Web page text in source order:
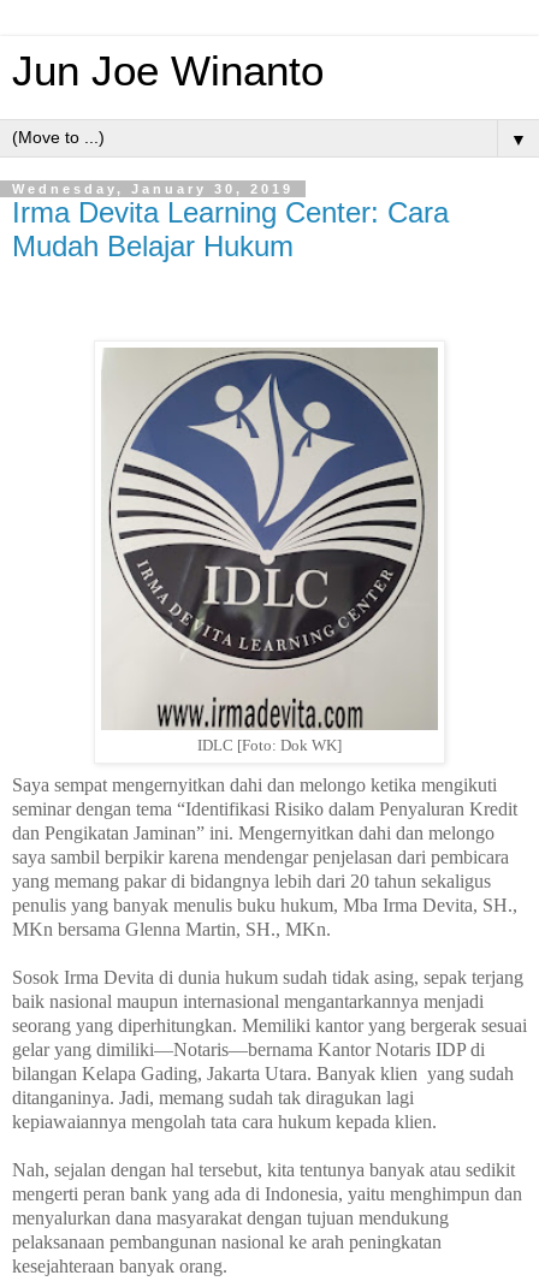
Jun Joe Winanto
▼
Wednesday, January 30, 2019
Irma Devita Learning Center: Cara
Mudah Belajar Hukum
IDLC [Foto: Dok WK]
Saya sempat mengernyitkan dahi dan melongo ketika mengikuti
seminar dengan tema “Identifikasi Risiko dalam Penyaluran Kredit
dan Pengikatan Jaminan” ini. Mengernyitkan dahi dan melongo
saya sambil berpikir karena mendengar penjelasan dari pembicara
yang memang pakar di bidangnya lebih dari 20 tahun sekaligus
penulis yang banyak menulis buku hukum, Mba Irma Devita, SH.,
MKn bersama Glenna Martin, SH., MKn.
Sosok Irma Devita di dunia hukum sudah tidak asing, sepak terjang
baik nasional maupun internasional mengantarkannya menjadi
seorang yang diperhitungkan. Memiliki kantor yang bergerak sesuai
gelar yang dimiliki—Notaris—bernama Kantor Notaris IDP di
bilangan Kelapa Gading, Jakarta Utara. Banyak klien yang sudah
ditanganinya. Jadi, memang sudah tak diragukan lagi
kepiawaiannya mengolah tata cara hukum kepada klien.
Nah, sejalan dengan hal tersebut, kita tentunya banyak atau sedikit
mengerti peran bank yang ada di Indonesia, yaitu menghimpun dan
menyalurkan dana masyarakat dengan tujuan mendukung
pelaksanaan pembangunan nasional ke arah peningkatan
kesejahteraan banyak orang.